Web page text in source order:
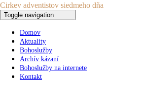
Cirkev adventistov siedmeho dňa
Toggle navigation
Domov
Aktuality
Bohoslužby
Archív kázaní
Bohoslužby na internete
Kontakt